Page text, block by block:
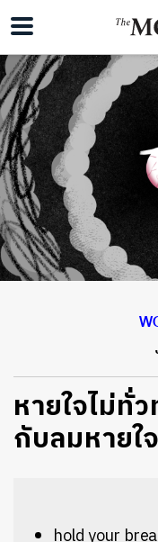
หายใจไม่ทั่
กับลมหาย
hold your